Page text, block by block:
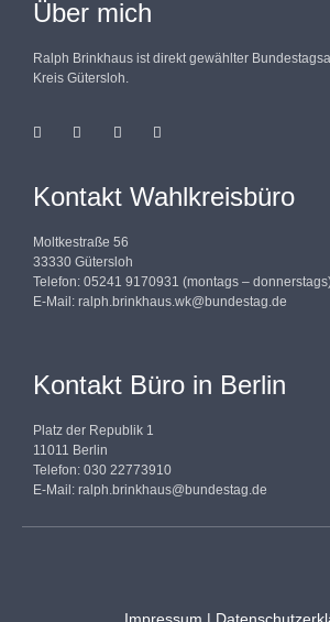
Über mich
Ralph Brinkhaus ist direkt gewählter
Kreis Gütersloh.
Kontakt Wahlkreisbüro
Moltkestraße 56
33330 Gütersloh
Telefon: 05241 9170931 (montags –
E-Mail: ralph.brinkhaus.wk@bundestag.de
Kontakt Büro in Berlin
Platz der Republik 1
11011 Berlin
Telefon: 030 22773910
E-Mail: ralph.brinkhaus@bundestag.de